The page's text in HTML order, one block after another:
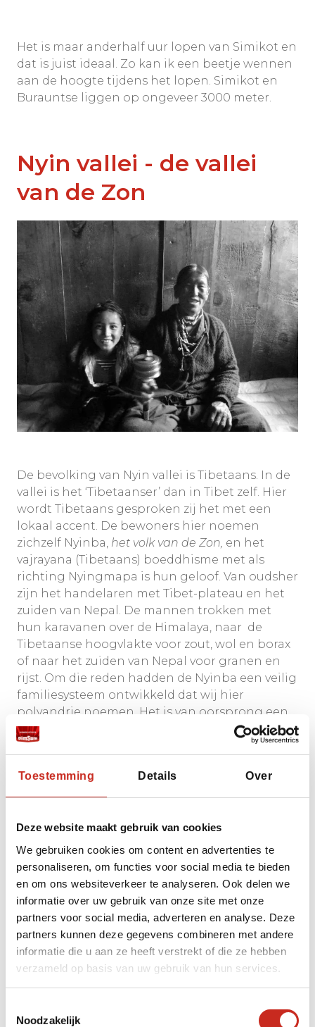
Toestemming Details Over
Deze website maakt gebruik van cookies
We gebruiken cookies om content en advertenties te
personaliseren, om functies voor social media te bieden
en om ons websiteverkeer te analyseren. Ook delen we
informatie over uw gebruik van onze site met onze
partners voor social media, adverteren en analyse. Deze
partners kunnen deze gegevens combineren met andere
informatie die u aan ze heeft verstrekt of die ze hebben
verzameld op basis van uw gebruik van hun services.
Noodzakelijk
Het is maar anderhalf uur lopen van Simikot en
dat is juist ideaal. Zo kan ik een beetje wennen
aan de hoogte tijdens het lopen. Simikot en
Burauntse liggen op ongeveer 3000 meter.
Nyin vallei - de vallei
van de Zon
De bevolking van Nyin vallei is Tibetaans. In de
vallei is het ‘Tibetaanser’ dan in Tibet zelf. Hier
wordt Tibetaans gesproken zij het met een
lokaal accent. De bewoners hier noemen
zichzelf Nyinba, het volk van de Zon, en het
vajrayana (Tibetaans) boeddhisme met als
richting Nyingmapa is hun geloof. Van oudsher
zijn het handelaren met Tibet-plateau en het
zuiden van Nepal. De mannen trokken met
hun karavanen over de Himalaya, naar de
Tibetaanse hoogvlakte voor zout, wol en borax
of naar het zuiden van Nepal voor granen en
rijst. Om die reden hadden de Nyinba een veilig
familiesysteem ontwikkeld dat wij hier
polyandrie noemen. Het is van oorsprong een
matriarchale samenleving waarbij de vrouw
meerdere broers trouwt. De vrouw heeft niet
draagt zij zorg voor het juiste onderhoud van
de goden en naga's. Zij wordt gezien als de spil
onderhouden van de familie strak verdeeld
onder de broers en aangezien er handel
gedreven moet worden en een man dus vaak
weken weg kan zijn, is er altijd wel een andere
man om voor het oogsten van de velden of het
hoeden van de schapen te zorgen .
Tegelijkertijd waarborgt en verrijkt dit systeem
het familiekapitaal en zorgt het ervoor dat er
niet te veel kinderen worden geboren.
raakte ook polyandrie in de Nyin vallei in het